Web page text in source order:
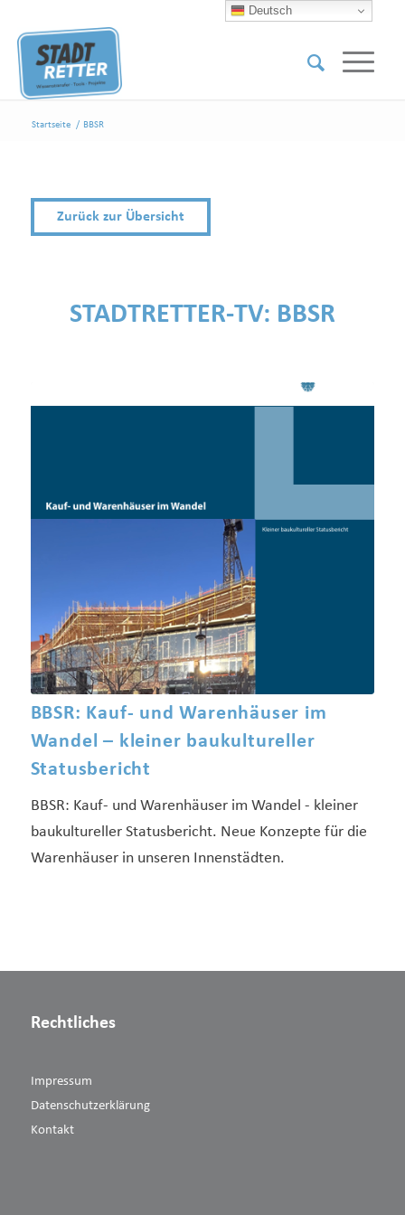
Startseite / BBSR
Zurück zur Übersicht
STADTRETTER-TV: BBSR
BBSR: Kauf- und Warenhäuser im
Wandel – kleiner baukultureller
Statusbericht
BBSR: Kauf- und Warenhäuser im Wandel - kleiner
baukultureller Statusbericht. Neue Konzepte für die
Warenhäuser in unseren Innenstädten.
Rechtliches
Impressum
Datenschutzerklärung
Kontakt
Deutsch